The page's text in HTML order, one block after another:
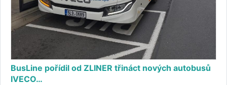
BusLine pořídil od ZLINER třináct nových autobusů
IVECO…